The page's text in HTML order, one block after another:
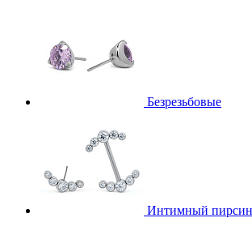
Безрезьбовые
Интимный